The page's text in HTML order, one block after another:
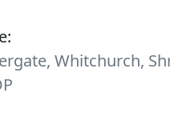
Whitchurch,